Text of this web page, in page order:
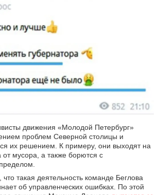
движения «Молодой Петербург»
проблем Северной столицы и
их решением. К примеру, они выходят на
от мусора, а также борются с
такая деятельность команде Беглова
об управленческих ошибках. По этой